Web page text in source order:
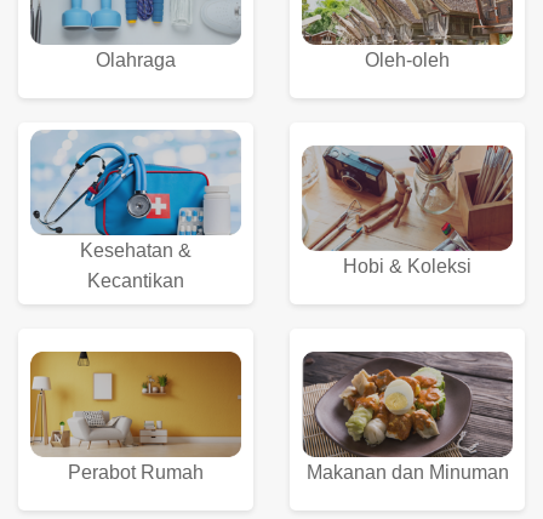
Olahraga Oleh-oleh
Kesehatan &
Kecantikan
Hobi & Koleksi
Perabot Rumah Makanan dan Minuman